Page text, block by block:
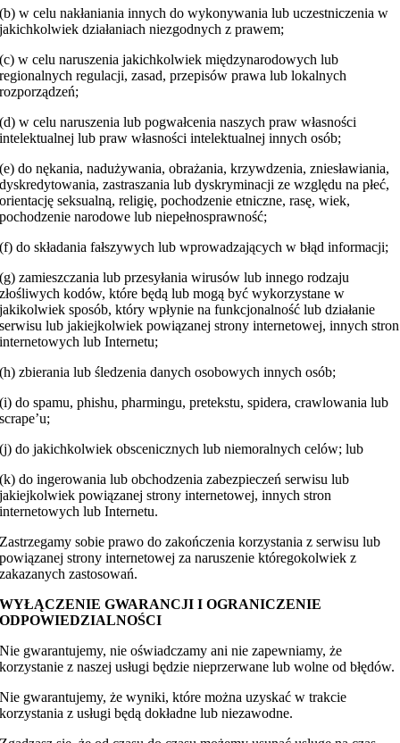
(b) w celu nakłaniania innych do wykonywania lub uczestniczenia w
jakichkolwiek działaniach niezgodnych z prawem;
(c) w celu naruszenia jakichkolwiek międzynarodowych lub
regionalnych regulacji, zasad, przepisów prawa lub lokalnych
rozporządzeń;
(d) w celu naruszenia lub pogwałcenia naszych praw własności
intelektualnej lub praw własności intelektualnej innych osób;
(e) do nękania, nadużywania, obrażania, krzywdzenia, zniesławiania,
dyskredytowania, zastraszania lub dyskryminacji ze względu na płeć,
orientację seksualną, religię, pochodzenie etniczne, rasę, wiek,
pochodzenie narodowe lub niepełnosprawność;
(f) do składania fałszywych lub wprowadzających w błąd informacji;
(g) zamieszczania lub przesyłania wirusów lub innego rodzaju
złośliwych kodów, które będą lub mogą być wykorzystane w
jakikolwiek sposób, który wpłynie na funkcjonalność lub działanie
serwisu lub jakiejkolwiek powiązanej strony internetowej, innych stron
internetowych lub Internetu;
(h) zbierania lub śledzenia danych osobowych innych osób;
(i) do spamu, phishu, pharmingu, pretekstu, spidera, crawlowania lub
scrape’u;
(j) do jakichkolwiek obscenicznych lub niemoralnych celów; lub
(k) do ingerowania lub obchodzenia zabezpieczeń serwisu lub
jakiejkolwiek powiązanej strony internetowej, innych stron
internetowych lub Internetu.
Zastrzegamy sobie prawo do zakończenia korzystania z serwisu lub
powiązanej strony internetowej za naruszenie któregokolwiek z
zakazanych zastosowań.
WYŁĄCZENIE GWARANCJI I OGRANICZENIE
ODPOWIEDZIALNOŚCI
Nie gwarantujemy, nie oświadczamy ani nie zapewniamy, że
korzystanie z naszej usługi będzie nieprzerwane lub wolne od błędów.
Nie gwarantujemy, że wyniki, które można uzyskać w trakcie
korzystania z usługi będą dokładne lub niezawodne.